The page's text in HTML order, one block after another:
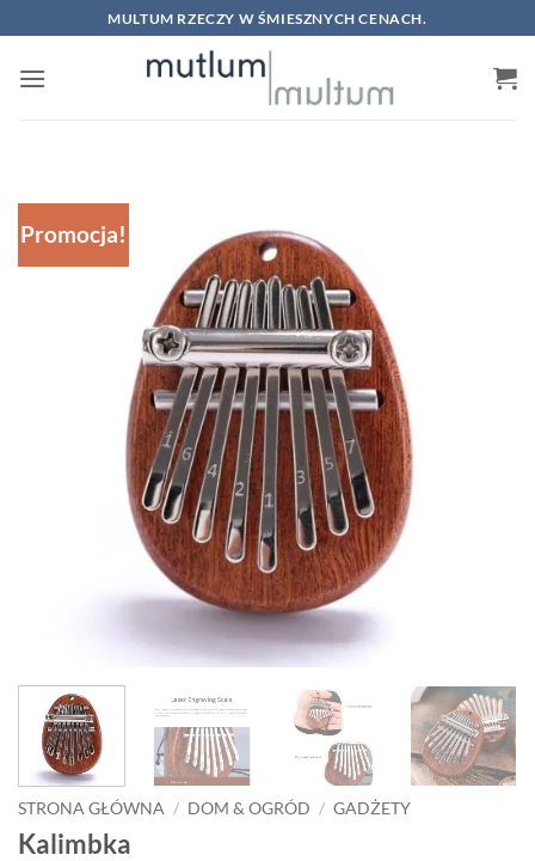
to
content
MULTUM RZECZY W ŚMIESZNYCH CENACH.
Promocja!
STRONA GŁÓWNA / DOM & OGRÓD / GADŻETY
Kalimbka